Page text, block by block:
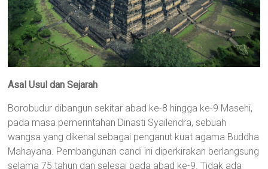
Asal Usul dan Sejarah
Borobudur dibangun sekitar abad ke-8 hingga ke-9 Masehi,
pada masa pemerintahan Dinasti Syailendra, sebuah
wangsa yang dikenal sebagai penganut kuat agama Buddha
Mahayana. Pembangunan candi ini diperkirakan berlangsung
selama 75 tahun dan selesai pada abad ke-9. Tidak ada